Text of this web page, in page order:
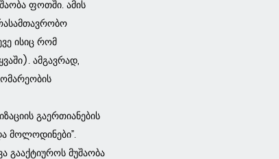
ფოთში. ამის
ისიც რომ
ამგავრად,
გაერთიანების
მოლოდინები”.
გააქტიუროს მუშაობა